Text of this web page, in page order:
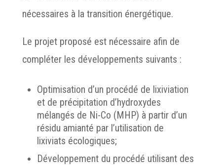
nécessaires à la transition énergétique.
Le projet proposé est nécessaire afin de
compléter les développements suivants :
Optimisation d’un procédé de lixiviation
et de précipitation d’hydroxydes
mélangés de Ni-Co (MHP) à partir d’un
résidu amianté par l’utilisation de
lixiviats écologiques;
Développement du procédé utilisant des